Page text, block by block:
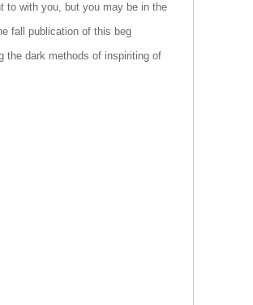
to with you, but you may be in the
fall publication of this beg
the dark methods of inspiriting of